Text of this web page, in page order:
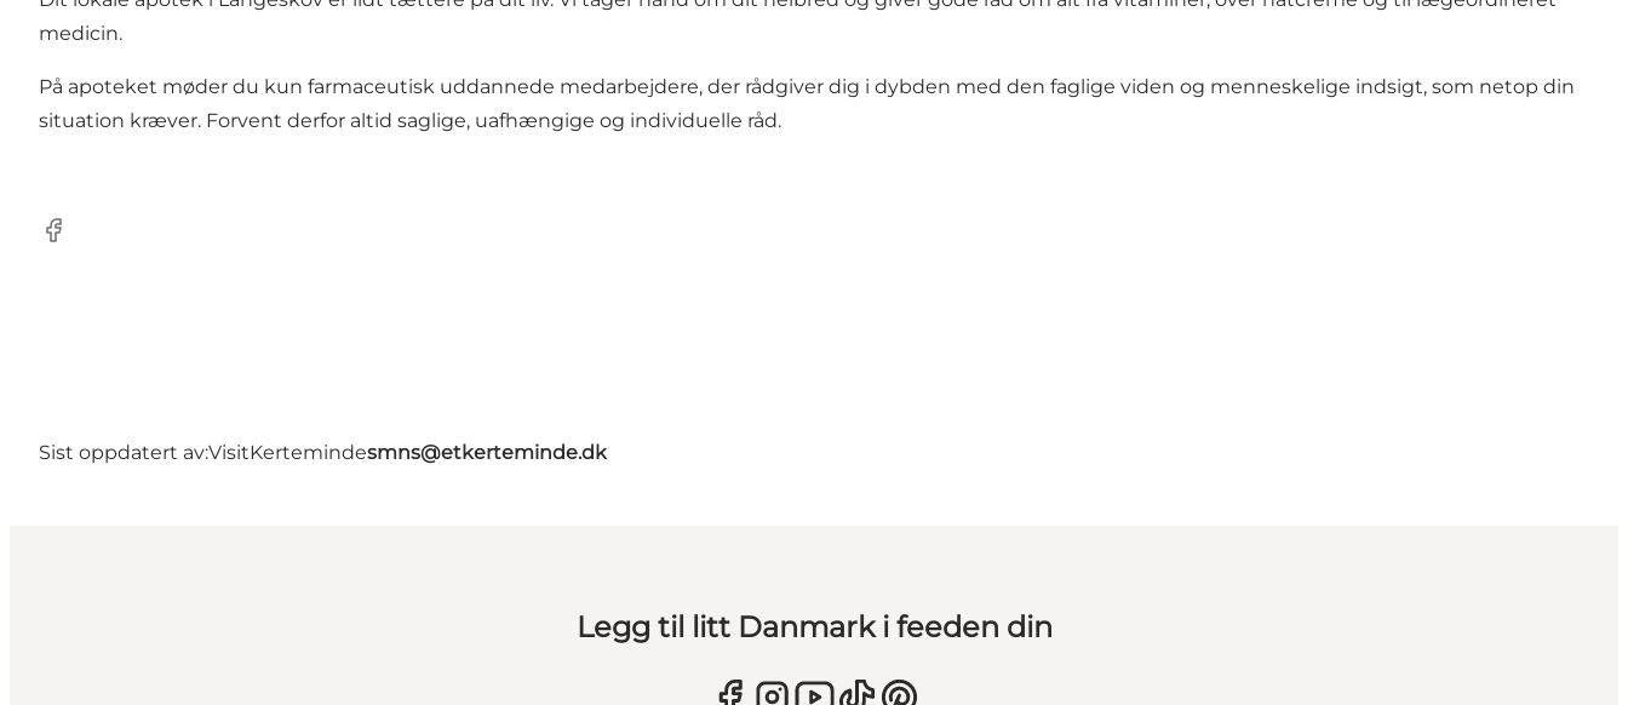
medicin.
På apoteket møder du kun farmaceutisk uddannede medarbejdere, der rådgiver dig i dybden med den faglige viden og menneskelige indsigt, som netop din
situation kræver. Forvent derfor altid saglige, uafhængige og individuelle råd.
Facebook
Sist oppdatert av:VisitKertemindesmns@etkerteminde.dk
Legg til litt Danmark i feeden din